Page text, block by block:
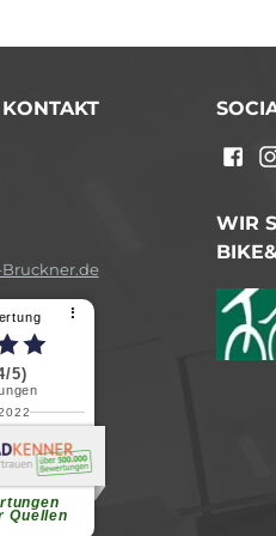
⠇
5)
Quellen
B.
WIR